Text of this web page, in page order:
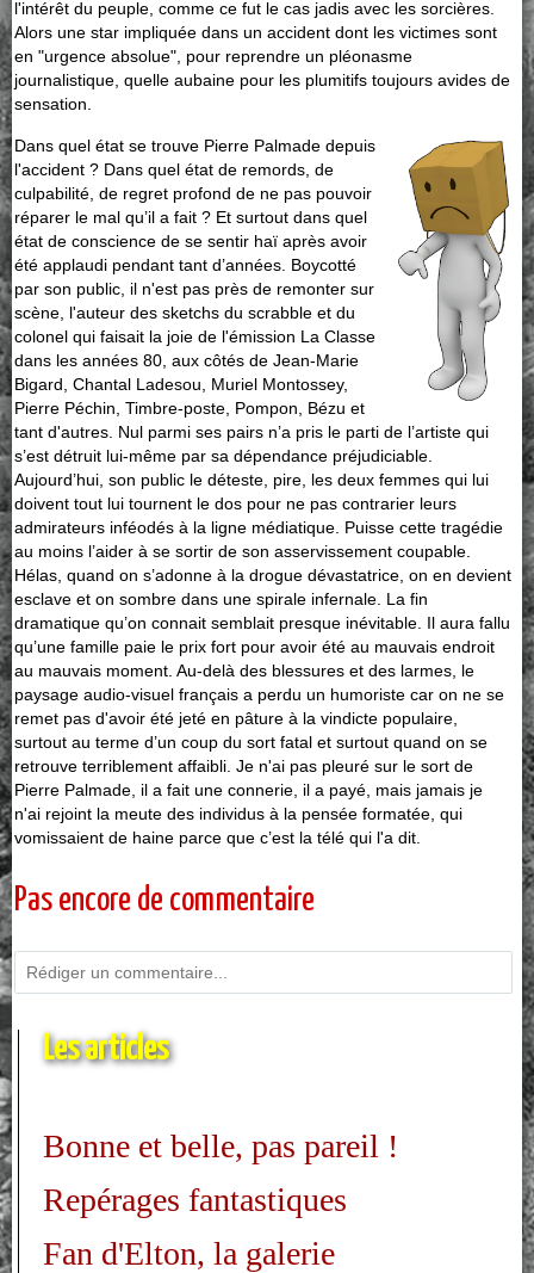
l'intérêt du peuple, comme ce fut le cas jadis avec les sorcières.
Alors une star impliquée dans un accident dont les victimes sont
en "urgence absolue", pour reprendre un pléonasme
journalistique, quelle aubaine pour les plumitifs toujours avides de
sensation.
Dans quel état se trouve Pierre Palmade depuis
l'accident ? Dans quel état de remords, de
culpabilité, de regret profond de ne pas pouvoir
réparer le mal qu’il a fait ? Et surtout dans quel
état de conscience de se sentir haï après avoir
été applaudi pendant tant d’années. Boycotté
par son public, il n'est pas près de remonter sur
scène, l'auteur des sketchs du scrabble et du
colonel qui faisait la joie de l'émission La Classe
dans les années 80, aux côtés de Jean-Marie
Bigard, Chantal Ladesou, Muriel Montossey,
Pierre Péchin, Timbre-poste, Pompon, Bézu et
tant d'autres. Nul parmi ses pairs n’a pris le parti de l’artiste qui
s’est détruit lui-même par sa dépendance préjudiciable.
Aujourd’hui, son public le déteste, pire, les deux femmes qui lui
doivent tout lui tournent le dos pour ne pas contrarier leurs
admirateurs inféodés à la ligne médiatique. Puisse cette tragédie
au moins l’aider à se sortir de son asservissement coupable.
Hélas, quand on s’adonne à la drogue dévastatrice, on en devient
esclave et on sombre dans une spirale infernale. La fin
dramatique qu’on connait semblait presque inévitable. Il aura fallu
qu’une famille paie le prix fort pour avoir été au mauvais endroit
au mauvais moment. Au-delà des blessures et des larmes, le
paysage audio-visuel français a perdu un humoriste car on ne se
remet pas d'avoir été jeté en pâture à la vindicte populaire,
surtout au terme d’un coup du sort fatal et surtout quand on se
retrouve terriblement affaibli. Je n'ai pas pleuré sur le sort de
Pierre Palmade, il a fait une connerie, il a payé, mais jamais je
n'ai rejoint la meute des individus à la pensée formatée, qui
vomissaient de haine parce que c’est la télé qui l'a dit.
Pas encore de commentaire
Les articles
Bonne et belle, pas pareil !
Repérages fantastiques
Fan d'Elton, la galerie